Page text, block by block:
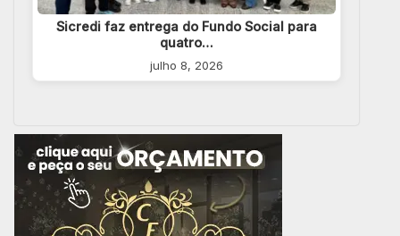
Sicredi faz entrega do Fundo Social para
quatro…
julho 8, 2026